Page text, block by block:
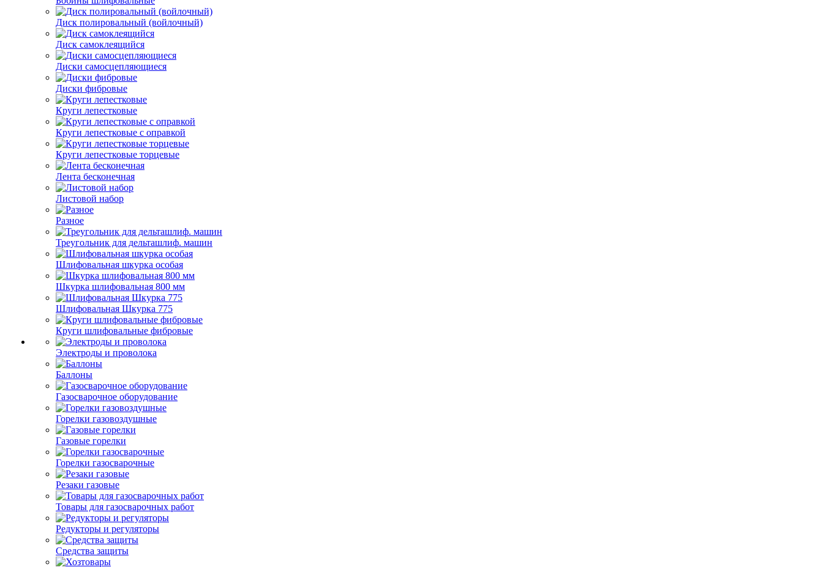
Диск полировальный (войлочный)
Диск самоклеящийся
Диски самосцепляющиеся
Диски фибровые
Круги лепестковые
Круги лепестковые с оправкой
Круги лепестковые торцевые
Лента бесконечная
Листовой набор
Разное
Треугольник для дельташлиф. машин
Шлифовальная шкурка особая
Шкурка шлифовальная 800 мм
Шлифовальная Шкурка 775
Круги шлифовальные фибровые
Электроды и проволока
Баллоны
Газосварочное оборудование
Горелки газовоздушные
Газовые горелки
Горелки газосварочные
Резаки газовые
Товары для газосварочных работ
Редукторы и регуляторы
Средства защиты